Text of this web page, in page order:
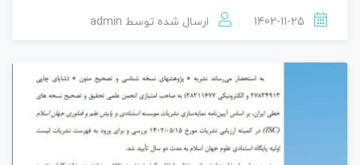
ارسال شده توسط admin